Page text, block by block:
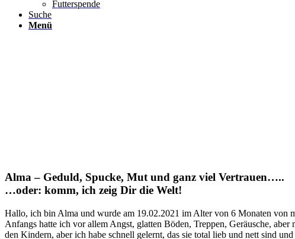
Futterspende
Suche
Menü
Alma – Geduld, Spucke, Mut und ganz viel Vertrauen…..
…oder: komm, ich zeig Dir die Welt!
Hallo, ich bin Alma und wurde am 19.02.2021 im Alter von 6 Monaten von
Anfangs hatte ich vor allem Angst, glatten Böden, Treppen, Geräusche,
den Kindern, aber ich habe schnell gelernt, das sie total lieb und nett sind